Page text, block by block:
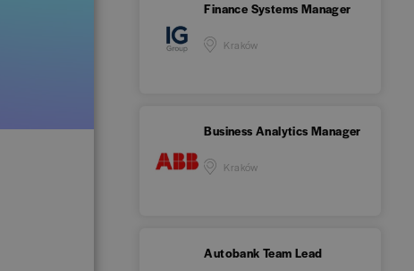
Finance Systems Manager
Kraków
Business Analytics Manager
Kraków
Autobank Team Lead